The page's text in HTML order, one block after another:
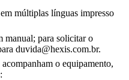
múltiplas línguas impresso
para solicitar o
duvida@hexis.com.br.
o equipamento,